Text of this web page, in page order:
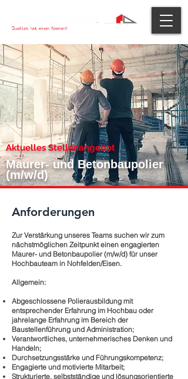
Aktuelles Stellenangebot
Maurer- und Betonbaupolier
(m/w/d)
Anforderungen
Zur Verstärkung unseres Teams suchen wir zum
nächstmöglichen Zeitpunkt einen engagierten
Maurer- und Betonbaupolier (m/w/d) für unser
Hochbauteam in Nohfelden/Eisen.
Allgemein:
Abgeschlossene Polierausbildung mit
entsprechender Erfahrung im Hochbau oder
jahrelange Erfahrung im Bereich der
Baustellenführung und Administration;
Verantwortliches, unternehmerisches Denken und
Handeln;
Durchsetzungsstärke und Führungskompetenz;
Engagierte und motivierte Mitarbeit;
Strukturierte, selbstständige und lösungsorientierte